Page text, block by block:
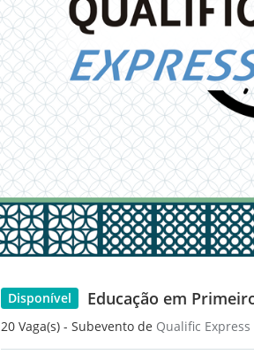
Disponível Educação em
20 Vaga(s) - Subevento de Qualific Express